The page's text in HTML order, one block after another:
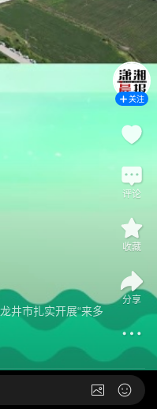
井市扎实开展“来多
关注
评论
收藏
分享